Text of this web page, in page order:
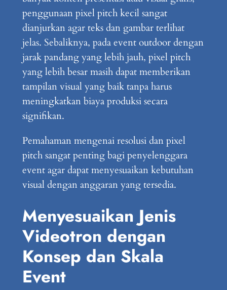
penggunaan pixel pitch kecil sangat
dianjurkan agar teks dan gambar terlihat
jelas. Sebaliknya, pada event outdoor dengan
jarak pandang yang lebih jauh, pixel pitch
yang lebih besar masih dapat memberikan
tampilan visual yang baik tanpa harus
meningkatkan biaya produksi secara
signifikan.
Pemahaman mengenai resolusi dan pixel
pitch sangat penting bagi penyelenggara
event agar dapat menyesuaikan kebutuhan
visual dengan anggaran yang tersedia.
Menyesuaikan Jenis
Videotron dengan
Konsep dan Skala
Event